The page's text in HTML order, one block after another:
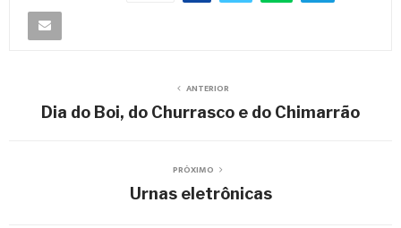
ANTERIOR
Dia do Boi, do Churrasco e do Chimarrão
PRÓXIMO
Urnas eletrônicas